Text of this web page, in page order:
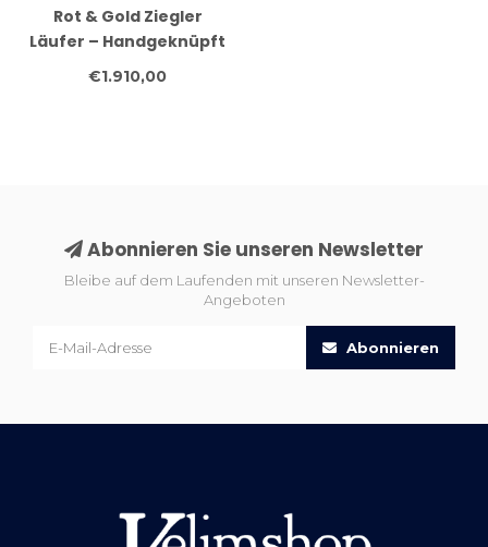
Rot & Gold Ziegler
Läufer – Handgeknüpft
– 337 x 076 cm – Wolle
€1.910,00
Abonnieren Sie unseren Newsletter
Bleibe auf dem Laufenden mit unseren Newsletter-
Angeboten
Abonnieren